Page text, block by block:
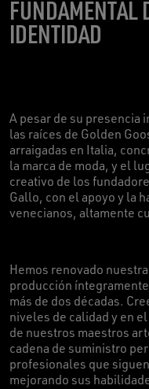
FUNDAMENTAL
IDENTIDAD
A pesar de su presencia
las raíces de Golden
arraigadas en Italia,
la marca de moda, y el
creativo de los
Gallo, con el apoyo y la
venecianos, altamente
Hemos renovado
producción
más de dos décadas.
niveles de calidad y en
de nuestros maestros
cadena de suministro
profesionales que
mejorando sus